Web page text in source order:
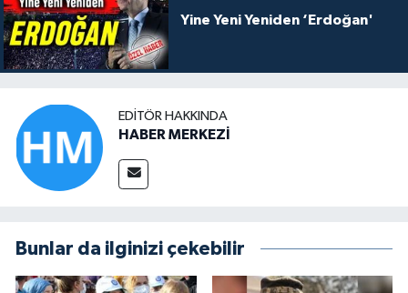
Yine Yeni Yeniden ‘Erdoğan'
EDITÖR HAKKINDA
HABER MERKEZİ
Bunlar da ilginizi çekebilir